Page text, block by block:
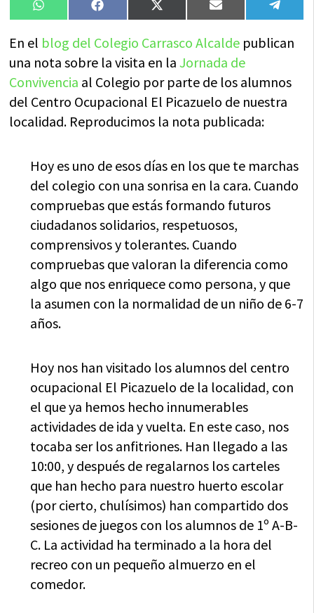
Compartir
en
WhatsAppCompartir
en
FacebookCompartir
en
X
(Twitter)
Compartir
en
Email
en
En el blog del Colegio Carrasco Alcalde publican
una nota sobre la visita en laJornada de
Convivencia al Colegio por parte de los alumnos
del Centro Ocupacional El Picazuelo de nuestra
localidad. Reproducimos la nota publicada:
Hoy es uno de esos días en los que te marchas
del colegio con una sonrisa en la cara. Cuando
compruebas que estás formando futuros
ciudadanos solidarios, respetuosos,
comprensivos y tolerantes. Cuando
compruebas que valoran la diferencia como
algo que nos enriquece como persona, y que
la asumen con la normalidad de un niño de 6-7
años.
Hoy nos han visitado los alumnos del centro
ocupacional El Picazuelo de la localidad, con
el que ya hemos hecho innumerables
actividades de ida y vuelta. En este caso, nos
tocaba ser los anfitriones. Han llegado a las
10:00, y después de regalarnos los carteles
que han hecho para nuestro huerto escolar
(por cierto, chulísimos) han compartido dos
sesiones de juegos con los alumnos de 1º A-B-
C. La actividad ha terminado a la hora del
recreo con un pequeño almuerzo en el
comedor.